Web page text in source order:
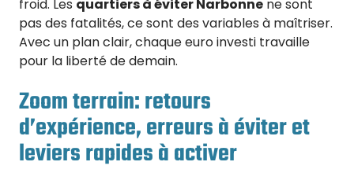
froid. Les quartiers à éviter Narbonne ne sont
pas des fatalités, ce sont des variables à maîtriser.
Avec un plan clair, chaque euro investi travaille
pour la liberté de demain.
Zoom terrain: retours
d’expérience, erreurs à éviter et
leviers rapides à activer